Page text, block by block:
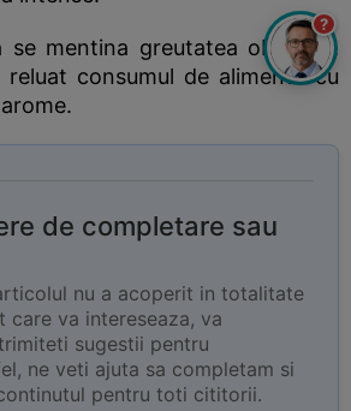
se mentina greutatea obtinuta,
consumul de alimente cu
de completare sau
nu a acoperit in totalitate
care va intereseaza, va
sugestii pentru
ne veti ajuta sa completam si
pentru toti cititorii.
?